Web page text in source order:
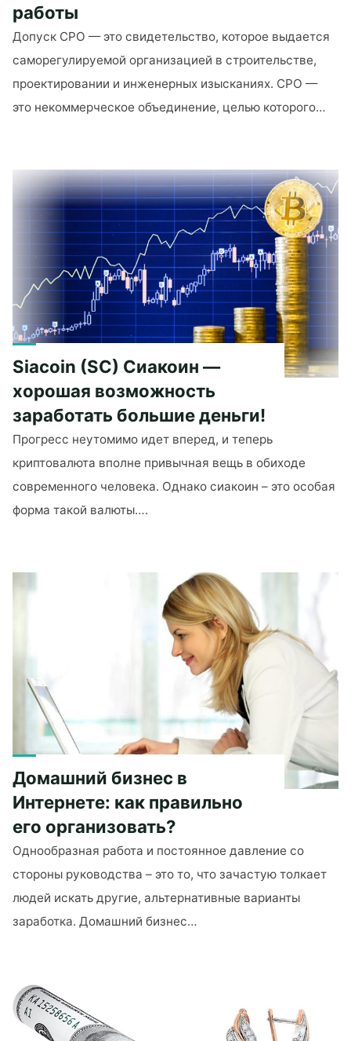
работы
Допуск СРО — это свидетельство, которое выдается
саморегулируемой организацией в строительстве,
проектировании и инженерных изысканиях. СРО —
это некоммерческое объединение, целью которого…
проектные
работы"
Siacoin (SC) Сиакоин —
хорошая возможность
заработать большие деньги!
Прогресс неутомимо идет вперед, и теперь
криптовалюта вполне привычная вещь в обиходе
современного человека. Однако сиакоин – это особая
форма такой валюты….
заработать
большие
деньги!"
Домашний бизнес в
Интернете: как правильно
его организовать?
Однообразная работа и постоянное давление со
стороны руководства – это то, что зачастую толкает
людей искать другие, альтернативные варианты
заработка. Домашний бизнес…
Интернете: